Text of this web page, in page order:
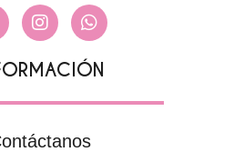
I
n
t
g
a
W
h
t
a
p